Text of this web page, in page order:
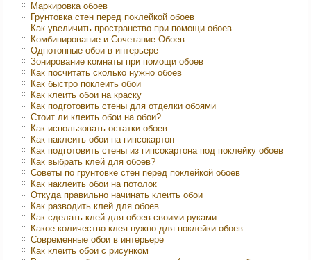
Маркировка обоев
Грунтовка стен перед поклейкой обоев
Как увеличить пространство при помощи обоев
Комбинирование и Сочетание Обоев
Однотонные обои в интерьере
Зонирование комнаты при помощи обоев
Как посчитать сколько нужно обоев
Как быстро поклеить обои
Как клеить обои на краску
Как подготовить стены для отделки обоями
Стоит ли клеить обои на обои?
Как использовать остатки обоев
Как наклеить обои на гипсокартон
Как подготовить стены из гипсокартона под поклейку обоев
Как выбрать клей для обоев?
Советы по грунтовке стен перед поклейкой обоев
Как наклеить обои на потолок
Откуда правильно начинать клеить обои
Как разводить клей для обоев
Как сделать клей для обоев своими руками
Какое количество клея нужно для поклейки обоев
Современные обои в интерьере
Как клеить обои с рисунком